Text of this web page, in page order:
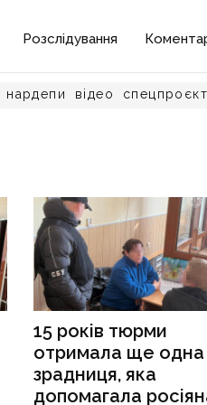
Розслідування
нардепи відео
15 років тюрми
отримала ще одна
зрадниця, яка
допомагала